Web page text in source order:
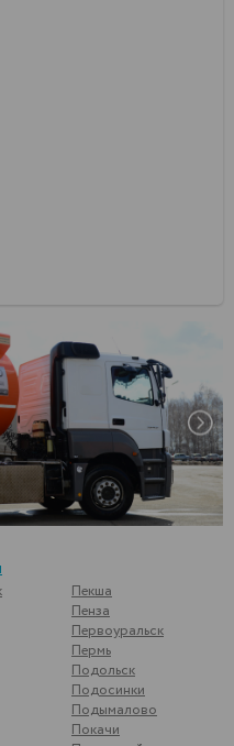
Пекша
Пенза
Первоуральск
Пермь
Подольск
Подосинки
Подымалово
Покачи